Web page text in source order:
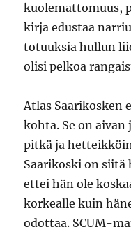
kuolemattomuus,
kirja edustaa
totuuksia hullun
olisi pelkoa
Atlas Saarikosken
kohta. Se on
pitkä ja
Saarikoski on
ettei hän ole
korkealle kuin
odottaa. SCUM-